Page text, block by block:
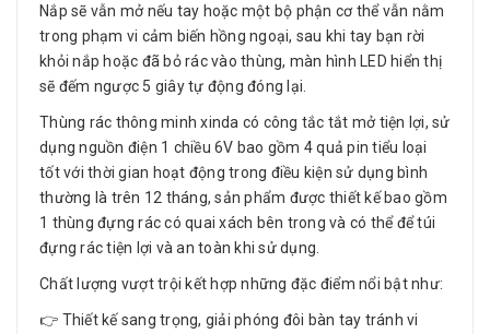
Nắp sẽ vẫn mở nếu tay hoặc một bộ phận cơ thể vẫn nằm
trong phạm vi cảm biến hồng ngoại, sau khi tay bạn rời
khỏi nắp hoặc đã bỏ rác vào thùng, màn hình LED hiển thị
sẽ đếm ngược 5 giây tự động đóng lại.
Thùng rác thông minh xinda có công tắc tắt mở tiện lợi, sử
dụng nguồn điện 1 chiều 6V bao gồm 4 quả pin tiểu loại
tốt với thời gian hoạt động trong điều kiện sử dụng bình
thường là trên 12 tháng, sản phẩm được thiết kế bao gồm
1 thùng đựng rác có quai xách bên trong và có thể để túi
đựng rác tiện lợi và an toàn khi sử dụng.
Chất lượng vượt trội kết hợp những đặc điểm nổi bật như:
👉 Thiết kế sang trọng, giải phóng đôi bàn tay tránh vi